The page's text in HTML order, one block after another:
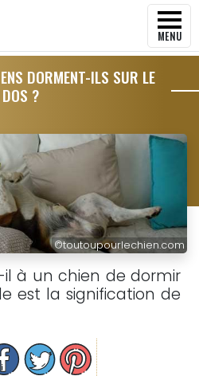
MENU
DORMENT-ILS SUR LE
DOS ?
©toutoupourlechien.com
à un chien de dormir
est la signification de
sur facebook
Partager sur Twitter
Epingler sur Pinterest